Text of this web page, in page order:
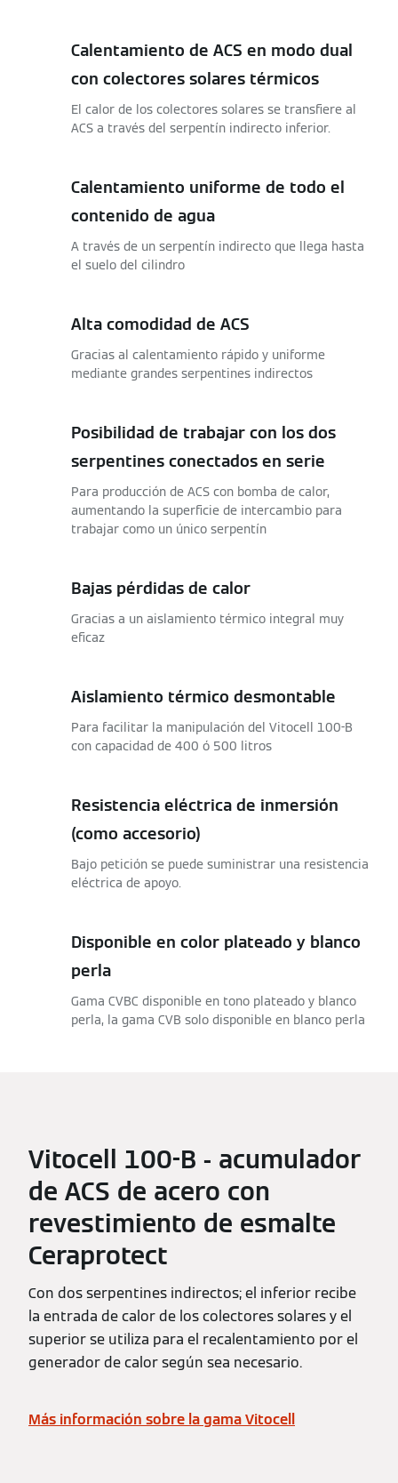
Calentamiento de ACS en modo dual
con colectores solares térmicos
El calor de los colectores solares se transfiere al
ACS a través del serpentín indirecto inferior.
Calentamiento uniforme de todo el
contenido de agua
A través de un serpentín indirecto que llega hasta
el suelo del cilindro
Alta comodidad de ACS
Gracias al calentamiento rápido y uniforme
mediante grandes serpentines indirectos
Posibilidad de trabajar con los dos
serpentines conectados en serie
Para producción de ACS con bomba de calor,
aumentando la superficie de intercambio para
trabajar como un único serpentín
Bajas pérdidas de calor
Gracias a un aislamiento térmico integral muy
eficaz
Aislamiento térmico desmontable
Para facilitar la manipulación del Vitocell 100-B
con capacidad de 400 ó 500 litros
Resistencia eléctrica de inmersión
(como accesorio)
Bajo petición se puede suministrar una resistencia
eléctrica de apoyo.
Disponible en color plateado y blanco
perla
Gama CVBC disponible en tono plateado y blanco
perla, la gama CVB solo disponible en blanco perla
Vitocell 100-B - acumulador
de ACS de acero con
revestimiento de esmalte
Ceraprotect
Con dos serpentines indirectos; el inferior recibe
la entrada de calor de los colectores solares y el
superior se utiliza para el recalentamiento por el
generador de calor según sea necesario.
Más información sobre la gama Vitocell